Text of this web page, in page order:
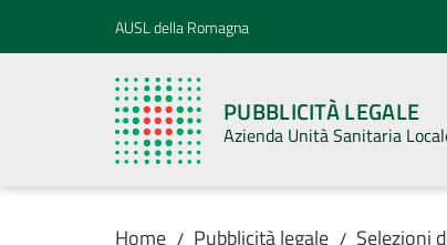
Vai al contenuto
Vai alla navigazioneAUSL della Romagna
PUBBLICITÀ LEGALE
Azienda Unità Sanitaria
Home Pubblicità legale Selezioni